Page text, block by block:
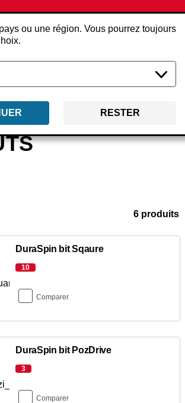
ou une région. Vous pourrez toujours
RESTER
Accessoires
6 produits
DuraSpin bit Sqaure
10
Comparer
DuraSpin bit PozDrive
3
Comparer